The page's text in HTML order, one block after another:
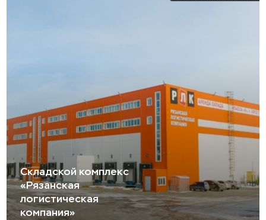
Складской комплекс
«Рязанская
логистическая
компания»